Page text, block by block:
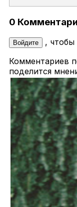
0
Войдите
, чтобы
Комментариев
поделится